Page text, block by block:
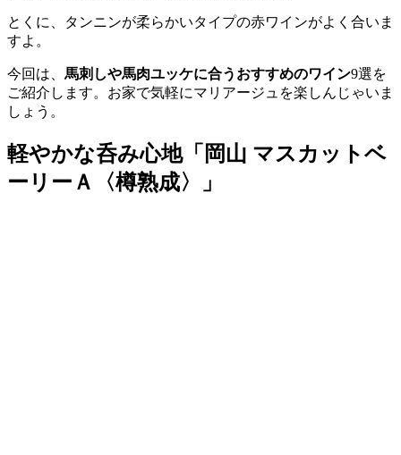
とくに、タンニンが柔らかいタイプの赤ワインがよく合いま
すよ。
今回は、 馬刺しや馬肉ユッケに合うおすすめのワイン9選を
ご紹介します。お家で気軽にマリアージュを楽しんじゃいま
しょう。
軽やかな呑み心地「岡山 マスカットベ
ーリーＡ〈樽熟成〉」